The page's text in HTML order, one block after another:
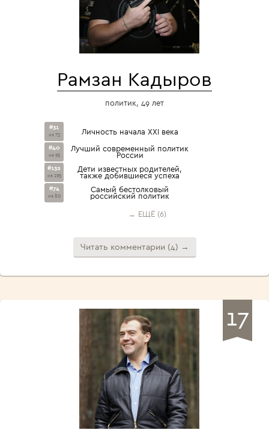
Рамзан Кадыров
политик, 49 лет
#31
из 73 Личность начала XXI века
#40
из 95
Лучший современный политик
России
#132
из 195
Дети известных родителей,
также добившиеся успеха
#74
из 80
Самый бестолковый
российский политик
→ ЕЩЁ (6)
Читать комментарии (4) →
17